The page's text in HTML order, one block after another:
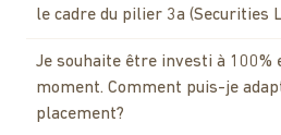
le cadre du pilier 3a (Securities
Je souhaite être investi à 100%
moment. Comment puis-je
placement?